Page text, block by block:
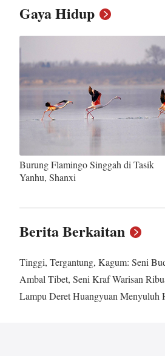
Gaya Hidup
Burung Flamingo Singgah di Tasik
Yanhu, Shanxi
Berita Berkaitan
Tinggi, Tergantung, Kagum: Seni
Ambal Tibet, Seni Kraf Warisan
Lampu Deret Huangyuan Menyuluh